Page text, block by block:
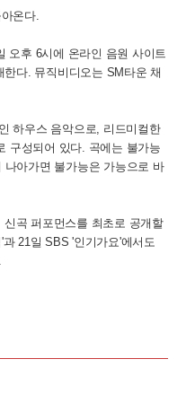
온다.
오후 6시에 온라인 음원 사이트
다. 뮤직비디오는 SM타운 채
하우스 음악으로, 리드미컬한
구성되어 있다. 곡에는 불가능
아가면 불가능은 가능으로 바
곡 퍼포먼스를 최초로 공개할
21일 SBS '인기가요'에서도